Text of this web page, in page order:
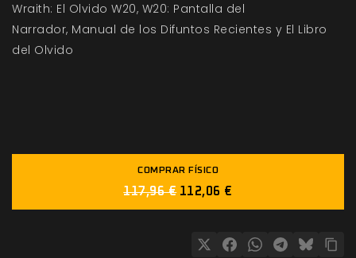
Wraith: El Olvido W20, W20: Pantalla del
Narrador, Manual de los Difuntos Recientes y El Libro
del Olvido
COMPRAR FÍSICO
117,96 € 112,06 €